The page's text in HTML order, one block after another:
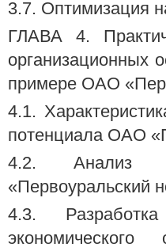
3.7. Оптимизация
ГЛАВА 4.
организационных
примере ОАО
4.1.
потенциала ОАО
4.2. Анализ
«Первоуральский
4.3.